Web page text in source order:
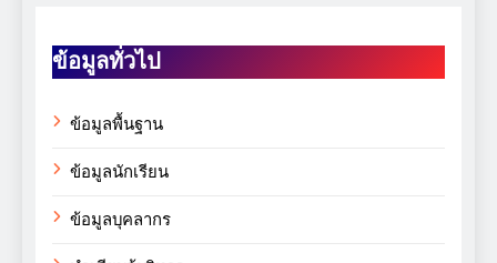
ข้อมูลทั่วไป
ข้อมูลพื้นฐาน
ข้อมูลนักเรียน
ข้อมูลบุคลากร